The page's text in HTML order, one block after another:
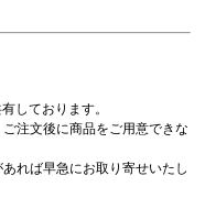
しております。
注文後に商品をご用意できな
れば早急にお取り寄せいたし